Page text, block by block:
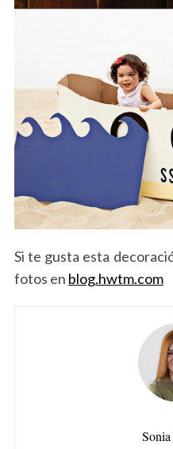
Si te gusta esta
fotos en blog.hwtm.com